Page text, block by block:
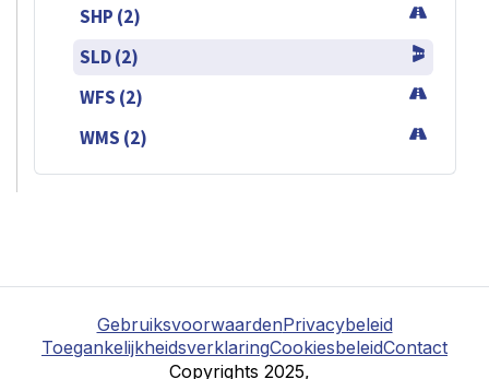
SHP (2)
SLD (2)
WFS (2)
WMS (2)
GebruiksvoorwaardenPrivacybeleid
ToegankelijkheidsverklaringCookiesbeleidContact
Copyrights 2025,